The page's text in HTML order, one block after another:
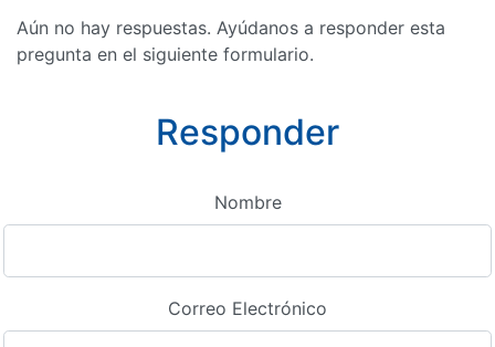
Aún no hay respuestas. Ayúdanos a responder esta
pregunta en el siguiente formulario.
Responder
Nombre
Correo Electrónico